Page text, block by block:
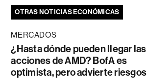
OTRAS NOTICIAS ECONÓMICAS
MERCADOS
¿Hasta dónde pueden llegar las
acciones de AMD? BofA es
optimista, pero advierte riesgos